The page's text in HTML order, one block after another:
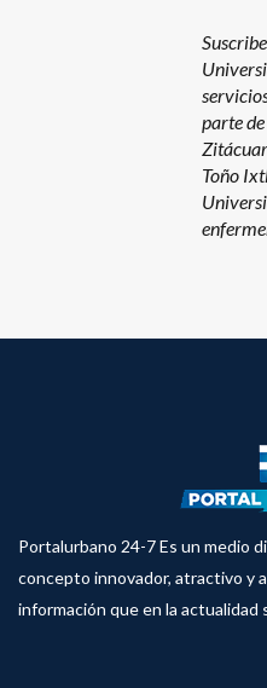
parte
Toño
Portalurbano 24-7 Es un medio
concepto innovador, atractivo y
información que en la actualidad